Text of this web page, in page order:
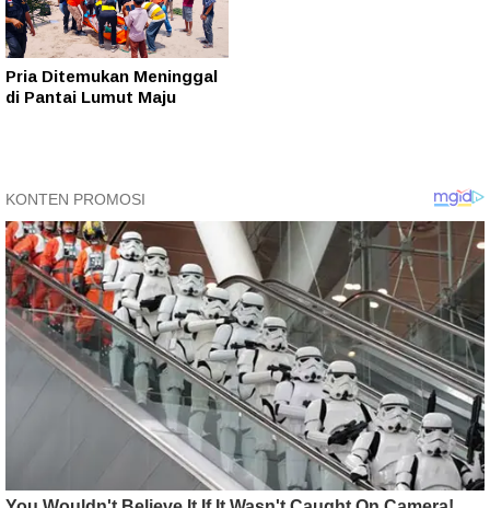
Pria Ditemukan Meninggal
di Pantai Lumut Maju